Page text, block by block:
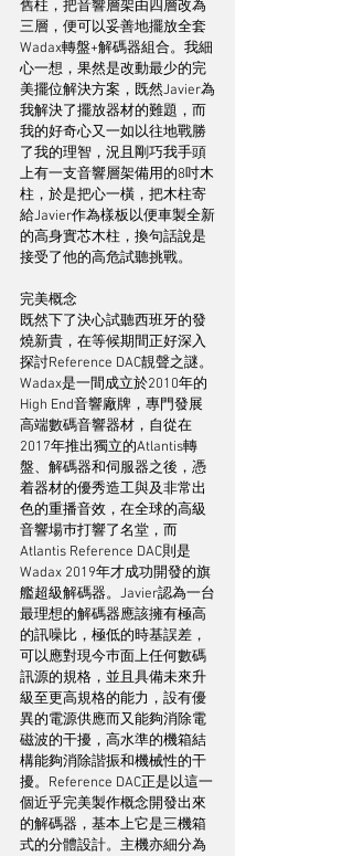
舊柱，把音響層架由四層改為
三層，便可以妥善地擺放全套
Wadax轉盤+解碼器組合。我細
心一想，果然是改動最少的完
美擺位解決方案，既然Javier為
我解決了擺放器材的難題，而
我的好奇心又一如以往地戰勝
了我的理智，況且剛巧我手頭
上有一支音響層架備用的8吋木
柱，於是把心一橫，把木柱寄
給Javier作為樣板以便車製全新
的高身實芯木柱，換句話說是
接受了他的高危試聽挑戰。
完美概念
既然下了決心試聽西班牙的發
燒新貴，在等候期間正好深入
探討Reference DAC靚聲之謎。
Wadax是一間成立於2010年的
High End音響廠牌，專門發展
高端數碼音響器材，自從在
2017年推出獨立的Atlantis轉
盤、解碼器和伺服器之後，憑
着器材的優秀造工與及非常出
色的重播音效，在全球的高級
音響場巿打響了名堂，而
Atlantis Reference DAC則是
Wadax 2019年才成功開發的旗
艦超級解碼器。Javier認為一台
最理想的解碼器應該擁有極高
的訊噪比，極低的時基誤差，
可以應對現今巿面上任何數碼
訊源的規格，並且具備未來升
級至更高規格的能力，設有優
異的電源供應而又能夠消除電
磁波的干擾，高水準的機箱結
構能夠消除諧振和機械性的干
擾。Reference DAC正是以這一
個近乎完美製作概念開發出來
的解碼器，基本上它是三機箱
式的分體設計。主機亦細分為